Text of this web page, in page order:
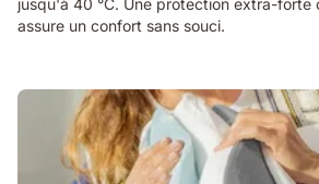
jusqu'à 40 °C. Une protection extra-forte
assure un confort sans souci.